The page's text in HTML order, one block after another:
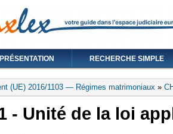
PRÉSENTATION RECHERCHE SIMPLE
(UE) 2016/1103 — Régimes matrimoniaux »
- Unité de la loi